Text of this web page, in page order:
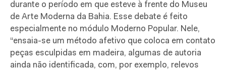
durante o período em que esteve à frente do Museu
de Arte Moderna da Bahia. Esse debate é feito
especialmente no módulo Moderno Popular. Nele,
“ensaia-se um método afetivo que coloca em contato
peças esculpidas em madeira, algumas de autoria
ainda não identificada, com, por exemplo, relevos